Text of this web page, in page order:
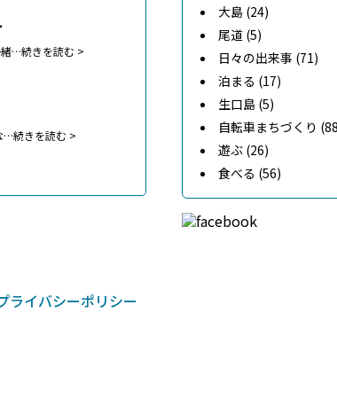
緒…続きを読む >
…続きを読む >
大島 (24)
尾道 (5)
日々の出来事 (71)
泊まる (17)
生口島 (5)
自転車まちづくり
遊ぶ (26)
食べる (56)
ライバシーポリシー